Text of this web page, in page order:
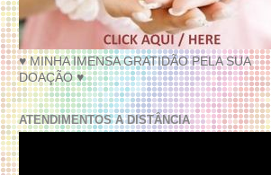
♥ MINHA IMENSA GRATIDÃO PELA SUA
DOAÇÃO ♥
ATENDIMENTOS A DISTÂNCIA